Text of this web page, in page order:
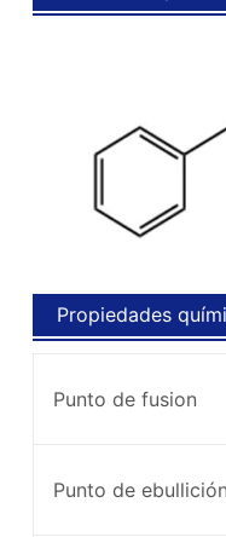
Propiedades
Punto de fusion
Punto de ebullición